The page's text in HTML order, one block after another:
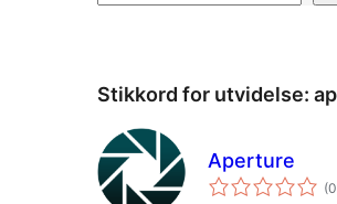
Stikkord for utvidelse:
Aperture
(0